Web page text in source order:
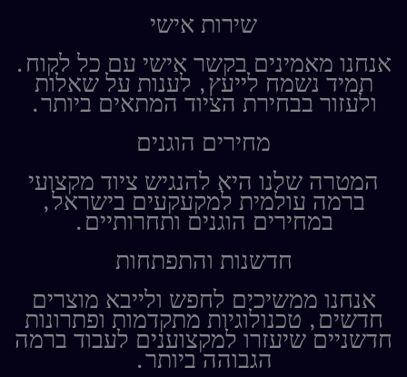
שירות אישי
אנחנו מאמינים בקשר אישי עם כל לקוח.
תמיד נשמח לייעץ, לענות על שאלות
ולעזור בבחירת הציוד המתאים ביותר.
מחירים הוגנים
המטרה שלנו היא להנגיש ציוד מקצועי
ברמה עולמית למקעקעים בישראל,
במחירים הוגנים ותחרותיים.
חדשנות והתפתחות
אנחנו ממשיכים לחפש ולייבא מוצרים
חדשים, טכנולוגיות מתקדמות ופתרונות
חדשניים שיעזרו למקצוענים לעבוד ברמה
הגבוהה ביותר.